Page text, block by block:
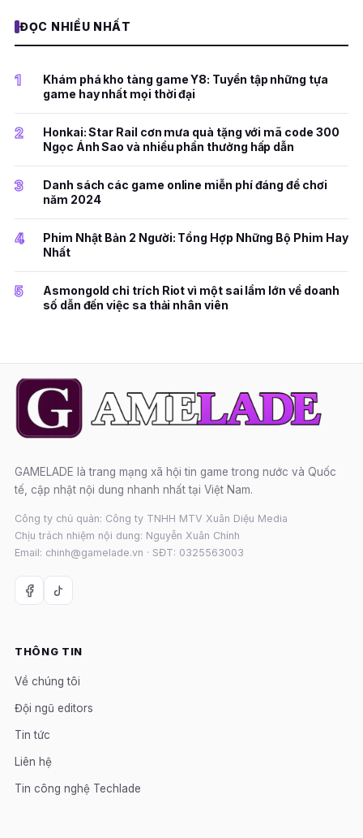
ĐỌC NHIỀU NHẤT
1
Khám phá kho tàng game Y8: Tuyển tập những tựa
game hay nhất mọi thời đại
2
Honkai: Star Rail cơn mưa quà tặng với mã code 300
Ngọc Ánh Sao và nhiều phần thưởng hấp dẫn
3
Danh sách các game online miễn phí đáng để chơi
năm 2024
4
Phim Nhật Bản 2 Người: Tổng Hợp Những Bộ Phim Hay
Nhất
5
Asmongold chỉ trích Riot vì một sai lầm lớn về doanh
số dẫn đến việc sa thải nhân viên
GAMELADE là trang mạng xã hội tin game trong nước và Quốc
tế, cập nhật nội dung nhanh nhất tại Việt Nam.
Công ty chủ quản: Công ty TNHH MTV Xuân Diệu Media
Chịu trách nhiệm nội dung: Nguyễn Xuân Chính
Email: chinh@gamelade.vn · SĐT: 0325563003
THÔNG TIN
Về chúng tôi
Đội ngũ editors
Tin tức
Liên hệ
Tin công nghệ Techlade